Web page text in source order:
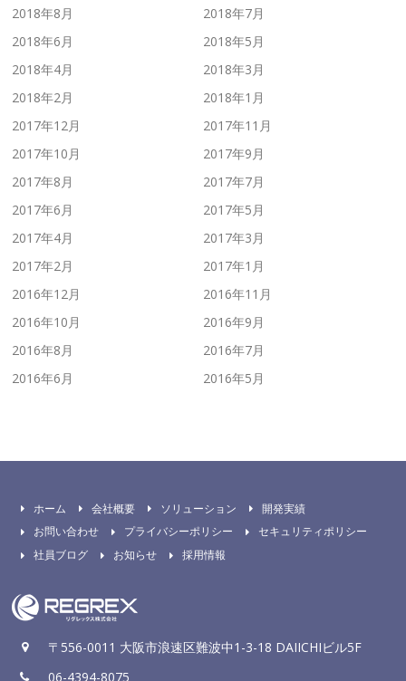
2018年8月
2018年7月
2018年6月
2018年5月
2018年4月
2018年3月
2018年2月
2018年1月
2017年12月
2017年11月
2017年10月
2017年9月
2017年8月
2017年7月
2017年6月
2017年5月
2017年4月
2017年3月
2017年2月
2017年1月
2016年12月
2016年11月
2016年10月
2016年9月
2016年8月
2016年7月
2016年6月
2016年5月
ホーム 会社概要 ソリューション
開発実績
お問い合わせ
プライバシーポリシー
セキュリティポリシー
社員ブログ
お知らせ 採用情報
〒556-0011 大阪市浪速区難波中1-3-18 DAIICHIビル5F
06-4394-8075